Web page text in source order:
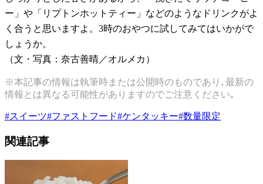
ー」や「リプトンホットティー」などのようなドリンクがよ
く合うと思いますよ。3時のおやつに試してみてはいかがで
しょうか。
（文・写真：奈古善晴／オルメカ）
※本記事の情報は執筆時または公開時のものであり､最新の
情報とは異なる可能性がありますのでご注意ください｡
#スイーツ#ファストフード#ケンタッキー#数量限定
関連記事